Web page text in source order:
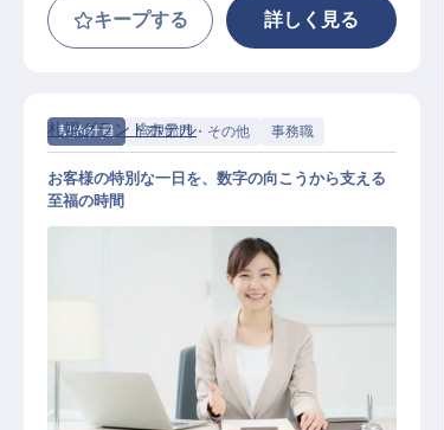
キープする 詳しく見る
契約社員 管理部門・その他 事務職
宴会会計事務
札幌グランドホテル
お客様の特別な一日を、数字の向こうから支える
至福の時間